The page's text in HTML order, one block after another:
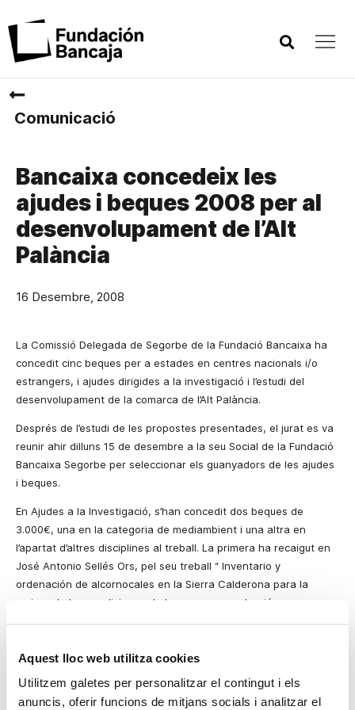
Aquest lloc web utilitza cookies
Utilitzem galetes per personalitzar el contingut i els
anuncis, oferir funcions de mitjans socials i analitzar el
Comunicació
Bancaixa concedeix les
ajudes i beques 2008 per al
desenvolupament de l’Alt
Palància
16 Desembre, 2008
La Comissió Delegada de Segorbe de la Fundació Bancaixa ha
concedit cinc beques per a estades en centres nacionals i/o
estrangers, i ajudes dirigides a la investigació i l’estudi del
desenvolupament de la comarca de l’Alt Palància.
Després de l’estudi de les propostes presentades, el jurat es va
reunir ahir dilluns 15 de desembre a la seu Social de la Fundació
Bancaixa Segorbe per seleccionar els guanyadors de les ajudes
i beques.
En Ajudes a la Investigació, s’han concedit dos beques de
3.000€, una en la categoria de mediambient i una altra en
l’apartat d’altres disciplines al treball. La primera ha recaigut en
José Antonio Sellés Ors, pel seu treball “ Inventario y
ordenación de alcornocales en la Sierra Calderona para la
mejora de las condiciones de la masa, su producción y su
tradicionales dela Sierrade Espadán
Pel que fa a les Beques per aestadesen centres nacionals i/o
estrangers s’han concedit tres beques de 2.000€ a Belén Yésica